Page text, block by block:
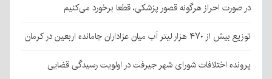
در صورت احراز هرگونه قصور پزشکی، قطعا برخورد می‌کنیم
توزیع بیش از ۴۷۰ هزار لیتر آب میان عزاداران جامانده اربعین در کرمان
پرونده اختلافات شورای شهر جیرفت در اولویت رسیدگی قضایی